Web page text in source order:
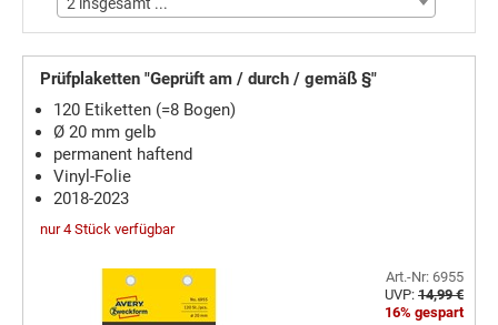
Prüfplaketten "Geprüft am / durch / gemäß §"
120 Etiketten (=8 Bogen)
Ø 20 mm gelb
permanent haftend
Vinyl-Folie
2018-2023
nur 4 Stück verfügbar
Art.-Nr: 6955
UVP: 14,99 €
16% gespart